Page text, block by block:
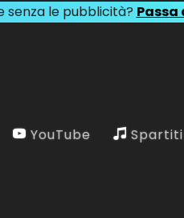
senza le pubblicità? Passa
YouTube Spartiti